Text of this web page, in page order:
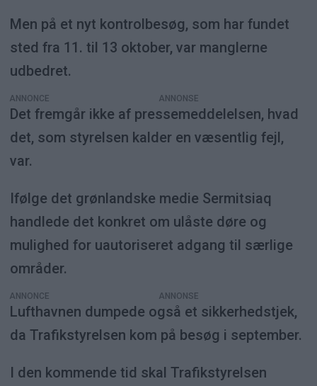
Men på et nyt kontrolbesøg, som har fundet
sted fra 11. til 13 oktober, var manglerne
udbedret.
ANNONCE
Det fremgår ikke af pressemeddelelsen, hvad
det, som styrelsen kalder en væsentlig fejl,
var.
Ifølge det grønlandske medie Sermitsiaq
handlede det konkret om ulåste døre og
mulighed for uautoriseret adgang til særlige
områder.
ANNONCE
Lufthavnen dumpede også et sikkerhedstjek,
da Trafikstyrelsen kom på besøg i september.
I den kommende tid skal Trafikstyrelsen